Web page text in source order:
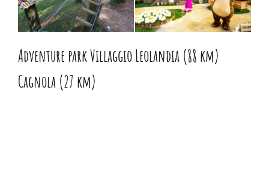
Adventure park Villaggio
Cagnola (27 km)
Leolandia (88 km)